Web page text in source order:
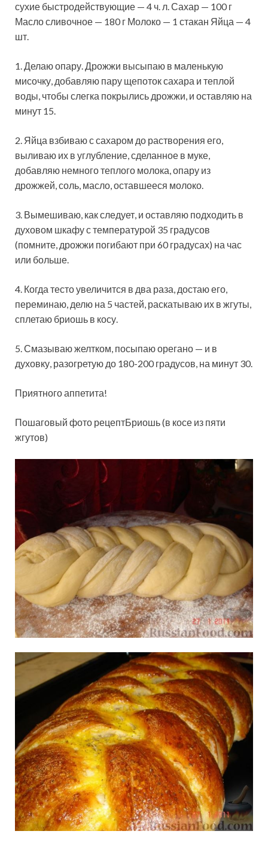
сухие быстродействующие — 4 ч. л. Сахар — 100 г
Масло сливочное — 180 г Молоко — 1 стакан Яйца — 4
шт.
1. Делаю опару. Дрожжи высыпаю в маленькую
мисочку, добавляю пару щепоток сахара и теплой
воды, чтобы слегка покрылись дрожжи, и оставляю на
минут 15.
2. Яйца взбиваю с сахаром до растворения его,
выливаю их в углубление, сделанное в муке,
добавляю немного теплого молока, опару из
дрожжей, соль, масло, оставшееся молоко.
3. Вымешиваю, как следует, и оставляю подходить в
духовом шкафу с температурой 35 градусов
(помните, дрожжи погибают при 60 градусах) на час
или больше.
4. Когда тесто увеличится в два раза, достаю его,
переминаю, делю на 5 частей, раскатываю их в жгуты,
сплетаю бриошь в косу.
5. Смазываю желтком, посыпаю орегано — и в
духовку, разогретую до 180-200 градусов, на минут 30.
Приятного аппетита!
Пошаговый фото рецептБриошь (в косе из пяти
жгутов)